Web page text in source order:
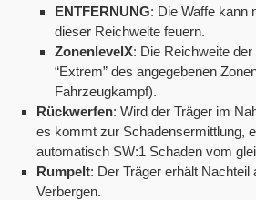
ENTFERNUNG: Die Waffe kann
dieser Reichweite feuern.
ZonenlevelX: Die Reichweite
“Extrem” des angegebenen
Fahrzeugkampf).
Rückwerfen: Wird der Träger im
es kommt zur Schadensermittlung,
automatisch SW:1 Schaden vom
Rumpelt: Der Träger erhält Nachteil
Verbergen.